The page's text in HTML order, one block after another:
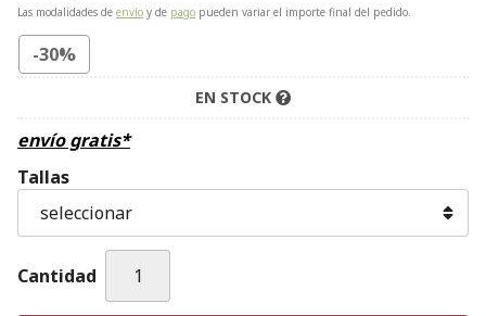
Las modalidades de envío y de pago pueden variar el importe final del pedido.
-30%
EN STOCK
envío gratis*
Tallas
Cantidad